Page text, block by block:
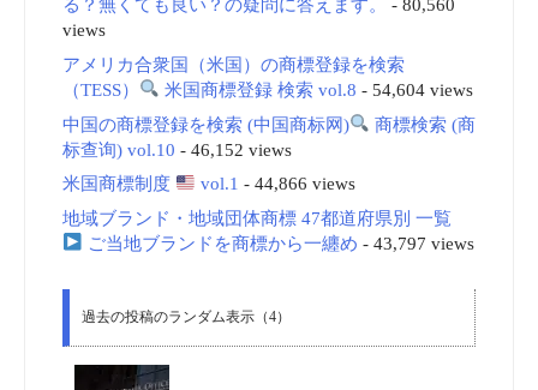
る？無くても良い？の疑問に答えます。
- 80,560
views
アメリカ合衆国（米国）の商標登録を検索
（TESS）
米国商標登録 検索 vol.8 - 54,604 views
中国の商標登録を検索 (中国商标网)
商標検索 (商
标查询) vol.10 - 46,152 views
米国商標制度
vol.1 - 44,866 views
地域ブランド・地域団体商標 47都道府県別 一覧
ご当地ブランドを商標から一纏め - 43,797 views
過去の投稿のランダム表示（4）